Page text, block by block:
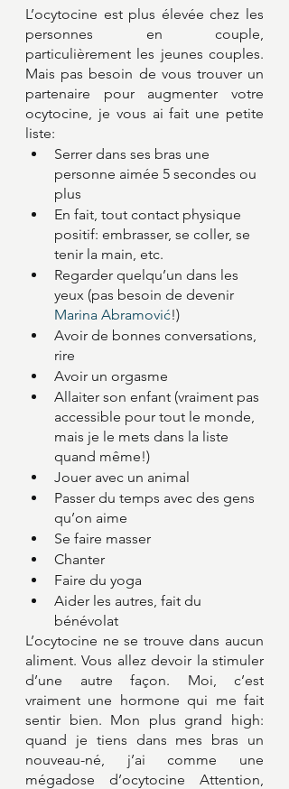
L’ocytocine est plus élevée chez les
personnes en couple,
particulièrement les jeunes couples.
Mais pas besoin de vous trouver un
partenaire pour augmenter votre
ocytocine, je vous ai fait une petite
liste:
Serrer dans ses bras une
personne aimée 5 secondes ou
plus
En fait, tout contact physique
positif: embrasser, se coller, se
tenir la main, etc.
Regarder quelqu’un dans les
yeux (pas besoin de devenir
Marina Abramović!)
Avoir de bonnes conversations,
rire
Avoir un orgasme
Allaiter son enfant (vraiment pas
accessible pour tout le monde,
mais je le mets dans la liste
quand même!)
Jouer avec un animal
Passer du temps avec des gens
qu’on aime
Se faire masser
Chanter
Faire du yoga
Aider les autres, fait du
bénévolat
L’ocytocine ne se trouve dans aucun
aliment. Vous allez devoir la stimuler
d’une autre façon. Moi, c’est
vraiment une hormone qui me fait
sentir bien. Mon plus grand high:
quand je tiens dans mes bras un
nouveau-né, j’ai comme une
mégadose d’ocytocine Attention,